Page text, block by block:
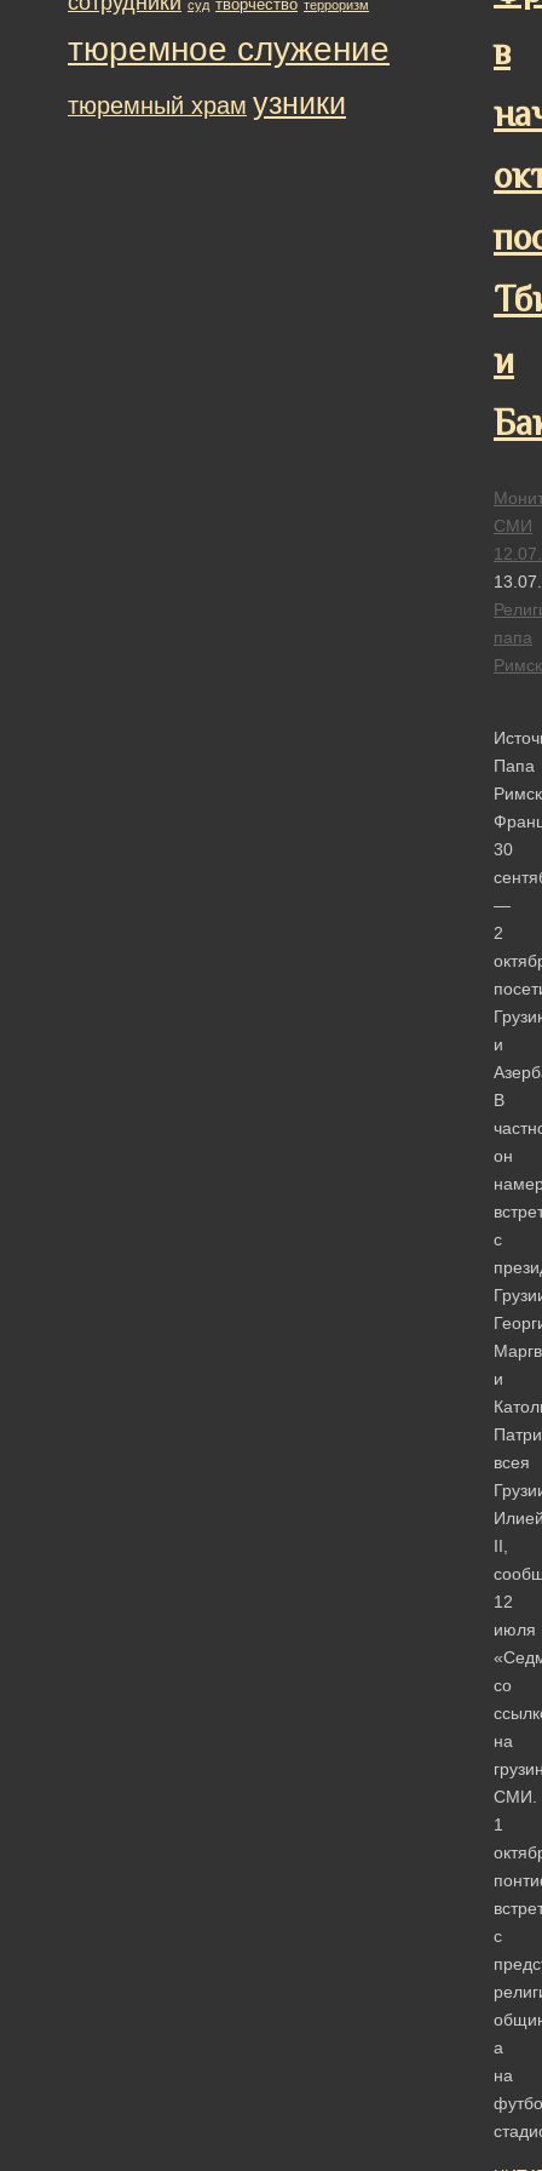
в
и
СМИ
папа
Папа
30
—
2
и
В
он
с
и
всея
II,
12
июля
со
на
СМИ.
1
с
а
на
суд творчество терроризм
тюремное служение
тюремный храм узники